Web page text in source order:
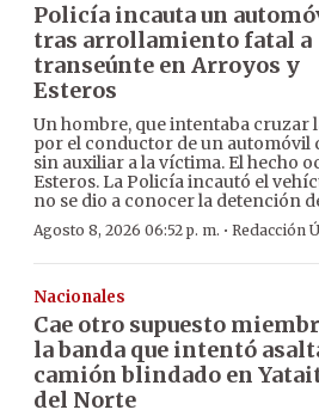
Policía incauta un
tras arrollamiento fatal a
transeúnte en Arroyos y
Esteros
Un hombre, que intentaba cruzar
por el conductor de un automóvil
sin auxiliar a la víctima. El hecho
Esteros. La Policía incautó el
no se dio a conocer la detención
Agosto 8, 2026 06:52 p. m. · Redacción
Nacionales
Cae otro supuesto
la banda que intentó
camión blindado en
del Norte